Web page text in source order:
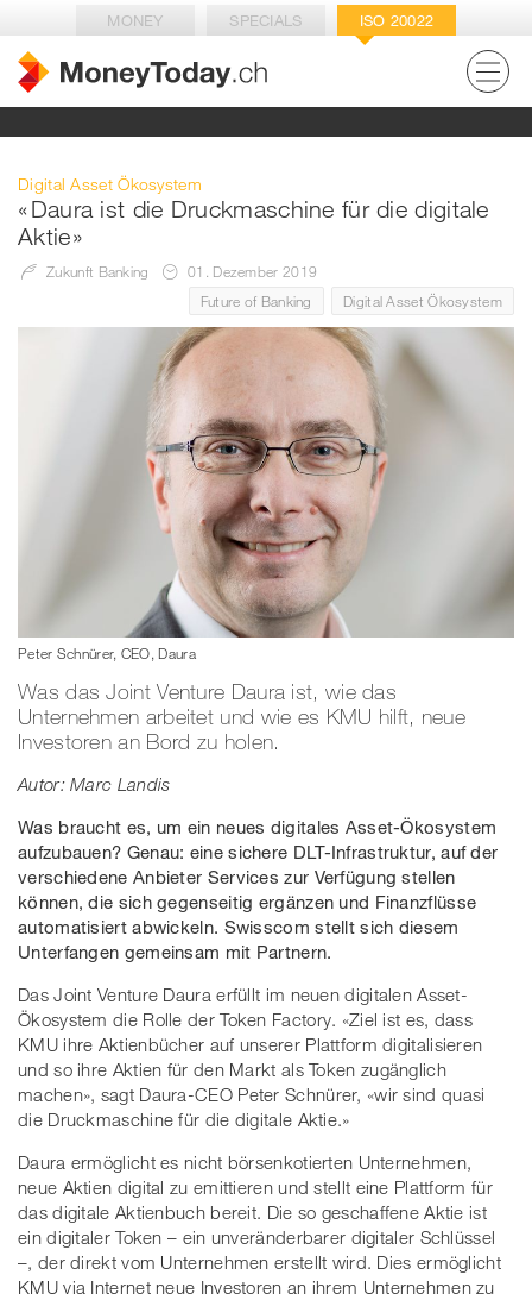
MONEY SPECIALS ISO 20022
Digital Asset Ökosystem
« Daura ist die Druckmaschine für die digitale
Aktie »
Zukunft Banking
01. Dezember 2019
Future of Banking
Digital Asset Ökosystem
Peter Schnürer, CEO, Daura
Was das Joint Venture Daura ist, wie das
Unternehmen arbeitet und wie es KMU hilft, neue
Investoren an Bord zu holen.
Autor: Marc Landis
Was braucht es, um ein neues digitales Asset-Ökosystem
aufzubauen? Genau: eine sichere DLT-Infrastruktur, auf der
verschiedene Anbieter Services zur Verfügung stellen
können, die sich gegenseitig ergänzen und Finanzflüsse
automatisiert abwickeln. Swisscom stellt sich diesem
Unterfangen gemeinsam mit Partnern.
Das Joint Venture Daura erfüllt im neuen digitalen Asset-
Ökosystem die Rolle der Token Factory. «Ziel ist es, dass
KMU ihre Aktienbücher auf unserer Plattform digitalisieren
und so ihre Aktien für den Markt als Token zugänglich
machen», sagt Daura-CEO Peter Schnürer, «wir sind quasi
die Druckmaschine für die digitale Aktie.»
Daura ermöglicht es nicht börsenkotierten Unternehmen,
neue Aktien digital zu emittieren und stellt eine Plattform für
das digitale Aktienbuch bereit. Die so geschaffene Aktie ist
ein digitaler Token – ein unveränderbarer digitaler Schlüssel
–, der direkt vom Unternehmen erstellt wird. Dies ermöglicht
KMU via Internet neue Investoren an ihrem Unternehmen zu